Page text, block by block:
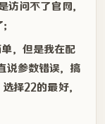
访问不了官网，
，但是我在配
说参数错误，搞
择22的最好，